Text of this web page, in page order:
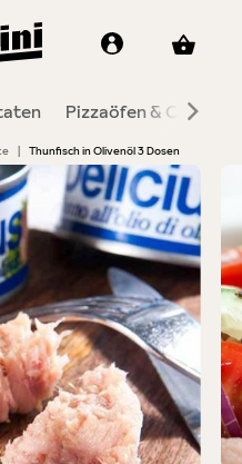
Pizzaöfen & Co.
| Thunfisch in Olivenöl 3 Dosen